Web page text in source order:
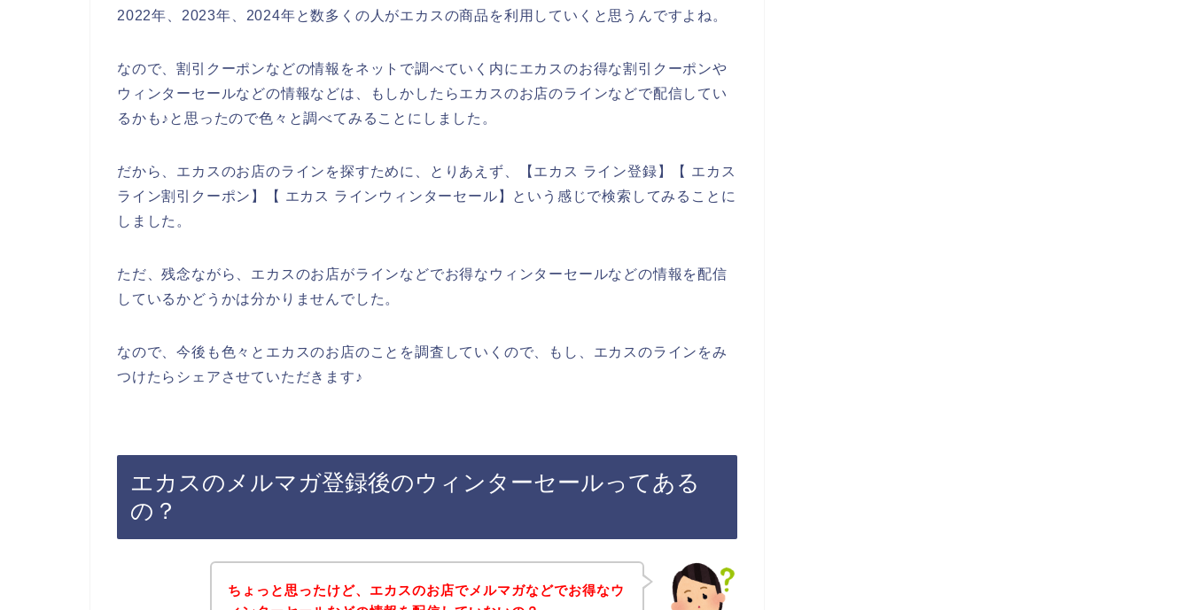
2022年、2023年、2024年と数多くの人がエカスの商品を利用していくと思うんですよね。
なので、割引クーポンなどの情報をネットで調べていく内にエカスのお得な割引クーポンや
ウィンターセールなどの情報などは、もしかしたらエカスのお店のラインなどで配信してい
るかも♪と思ったので色々と調べてみることにしました。
だから、エカスのお店のラインを探すために、とりあえず、【エカス ライン登録】【 エカス
ライン割引クーポン】【 エカス ラインウィンターセール】という感じで検索してみることに
しました。
ただ、残念ながら、エカスのお店がラインなどでお得なウィンターセールなどの情報を配信
しているかどうかは分かりませんでした。
なので、今後も色々とエカスのお店のことを調査していくので、もし、エカスのラインをみ
つけたらシェアさせていただきます♪
エカスのメルマガ登録後のウィンターセールってある
の？
ちょっと思ったけど、エカスのお店でメルマガなどでお得なウ